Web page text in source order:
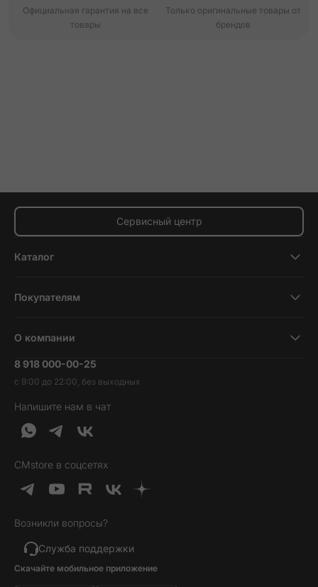
Официальная гарантия на все
товары
Только оригинальные товары от
брендов
Сервисный центр
Каталог
Планшеты
Наушники и колонки
Гаджеты
Услуги и софт
Идеи подарков
Товары дня
Выгодные комплекты
Хиты продаж
Покупателям
Трейд-ин
Гарантия и возврат
Доставка и оплата
Кредит и рассрочка
О компании
Вакансии
Контакты
Обратная связь
О нас
8 918 000-00-25
с 9:00 до 22:00, без выходных
Напишите нам в чат
CMstore в соцсетях
Возникли вопросы?
Служба поддержки
Скачайте мобильное приложение